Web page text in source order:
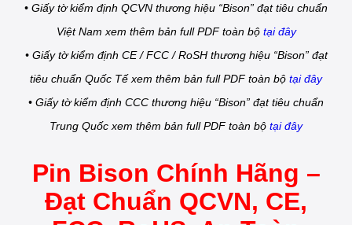
• Giấy tờ kiểm định QCVN thương hiệu “Bison” đạt tiêu chuẩn
Việt Nam xem thêm bản full PDF toàn bộ tại đây
• Giấy tờ kiểm định CE / FCC / RoSH thương hiệu “Bison” đạt
tiêu chuẩn Quốc Tế xem thêm bản full PDF toàn bộ tại đây
• Giấy tờ kiểm định CCC thương hiệu “Bison” đạt tiêu chuẩn
Trung Quốc xem thêm bản full PDF toàn bộ tại đây
Pin Bison Chính Hãng –
Đạt Chuẩn QCVN, CE,